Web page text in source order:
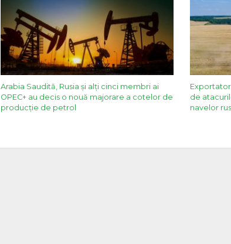
Arabia Saudită, Rusia și alți cinci membri ai
OPEC+ au decis o nouă majorare a cotelor de
producție de petrol
de
navelor